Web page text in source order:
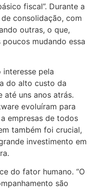
fiscal”. Durante a
consolidação, com
outras, o que,
mudando essa
pela
do alto custo da
até uns anos atrás.
evoluíram para
empresas de todos
também foi crucial,
investimento em
do fator humano. “O
são